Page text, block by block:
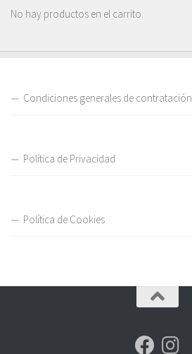
No hay productos en el carrito.
Condiciones generales de contratación
Política de Privacidad
Política de Cookies